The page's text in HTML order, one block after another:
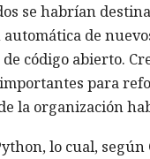
se habrían
de
código abierto.
para
la organización
lo cual,